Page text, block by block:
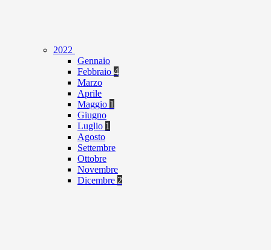
2022
Gennaio
Febbraio 4
Marzo
Aprile
Maggio 1
Giugno
Luglio 1
Agosto
Settembre
Ottobre
Novembre
Dicembre 2